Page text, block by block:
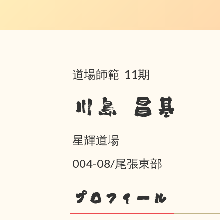
道場師範 11期
川島 昌基
星輝道場
004-08/尾張東部
プロフィール